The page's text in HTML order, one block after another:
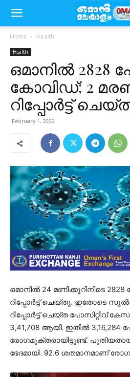
Home Health
Health
ഒമാനിൽ 2828
കോവിഡ്; 2
റിപ്പോർട്ട്
February 1, 2022
ഒമാനിൽ 24 മണിക്കൂറിനിടെ
റിപ്പോർട്ട് ചെയ്തു. ഇതോടെ
റിപ്പോർട്ട് ചെയ്ത പോസിറ്റീവ്
3,41,708 ആയി. ഇതിൽ 3,16,284
രോഗമുക്തരായിട്ടുണ്ട്.
ഭേദമായി. 92.6 ശതമാനമാണ്